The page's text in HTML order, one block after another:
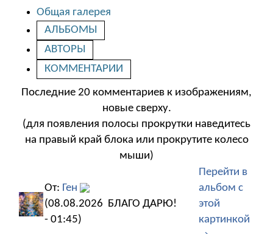
Общая галерея
АЛЬБОМЫ
АВТОРЫ
КОММЕНТАРИИ
Последние 20 комментариев к изображениям,
новые сверху.
(для появления полосы прокрутки наведитесь
на правый край блока или прокрутите колесо
мыши)
От: Ген
(08.08.2026
- 01:45)
БЛАГО ДАРЮ!
Перейти в
альбом с
этой
картинкой